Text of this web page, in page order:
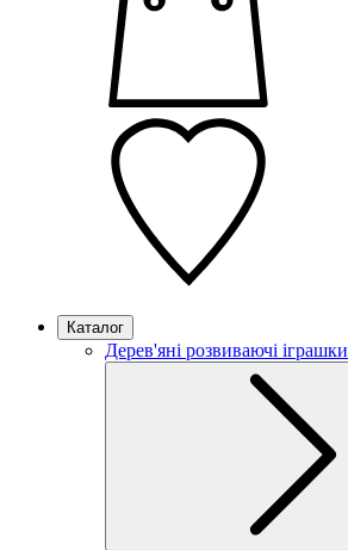
Каталог
Дерев'яні розвиваючі іграшки